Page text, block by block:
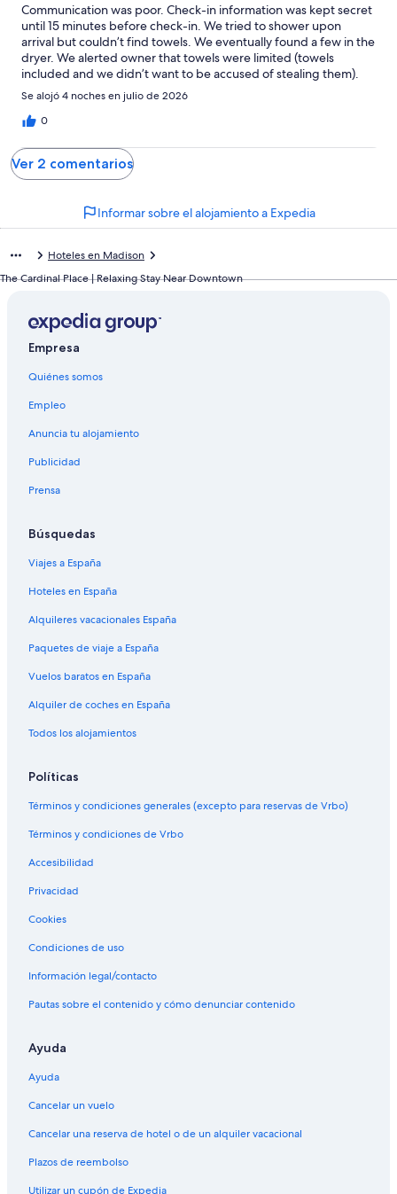
Communication was poor. Check-in information was kept secret
until 15 minutes before check-in. We tried to shower upon
arrival but couldn’t find towels. We eventually found a few in the
dryer. We alerted owner that towels were limited (towels
included and we didn’t want to be accused of stealing them).
After several days, owner provided towels. My kids call this
Spider House, as bugs were everywhere (despite roach bait on
counters). We stayed here for a ball tournament. Fortunately we
charcoal grill without charcoal, lighter fluid….Advertised as fully
stocked kitchen. Cabinets are empty. There are plates and
glasses. There are 3 poor quality skillets. Fully stocked?
many times. Given the opportunity to stay here again, I’d pass.
Se alojó 4 noches en julio de 2026
0
Ver 2 comentarios
Informar sobre el alojamiento a Expedia
Hoteles en Madison
The Cardinal Place | Relaxing Stay Near Downtown
Empresa
Quiénes somos
Empleo
Anuncia tu alojamiento
Publicidad
Prensa
Búsquedas
Viajes a España
Hoteles en España
Alquileres vacacionales España
Paquetes de viaje a España
Vuelos baratos en España
Alquiler de coches en España
Todos los alojamientos
Políticas
Términos y condiciones generales (excepto para reservas de Vrbo)
Términos y condiciones de Vrbo
Accesibilidad
Privacidad
Cookies
Condiciones de uso
Información legal/contacto
Pautas sobre el contenido y cómo denunciar contenido
Ayuda
Ayuda
Cancelar un vuelo
Cancelar una reserva de hotel o de un alquiler vacacional
Plazos de reembolso
Utilizar un cupón de Expedia